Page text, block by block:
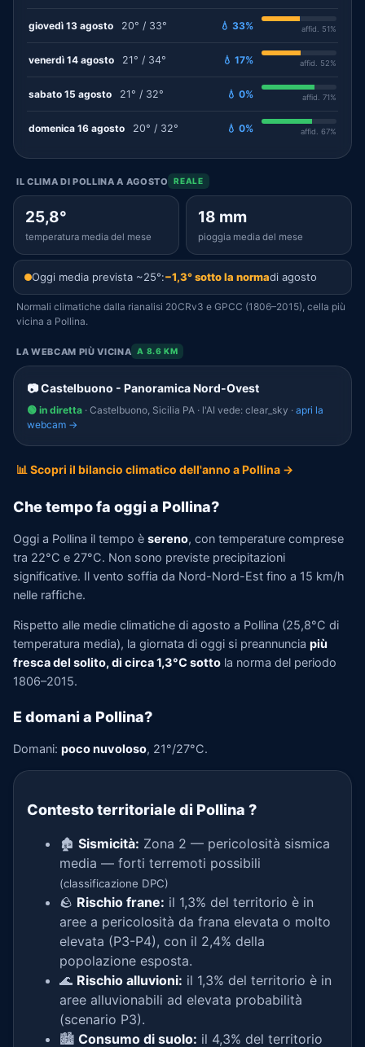
giovedì 13 agosto 20° / 33° 💧 33% affid. 51%
venerdì 14 agosto 21° / 34° 💧 17% affid. 52%
sabato 15 agosto 21° / 32° 💧 0% affid. 71%
domenica 16 agosto 20° / 32° 💧 0% affid. 67%
IL CLIMA DI POLLINA A AGOSTO REALE
25,8°
temperatura media del mese
18 mm
pioggia media del mese
Oggi media prevista ~25°:−1,3° sotto la normadi agosto
Normali climatiche dalla rianalisi 20CRv3 e GPCC (1806–2015), cella più
vicina a Pollina.
LA WEBCAM PIÙ VICINA A 8.6 KM
📷 Castelbuono - Panoramica Nord-Ovest
🟢 in diretta · Castelbuono, Sicilia PA · l'AI vede: clear_sky · apri la
webcam →
📊 Scopri il bilancio climatico dell'anno a Pollina →
Che tempo fa oggi a Pollina?
Oggi a Pollina il tempo è sereno, con temperature comprese
tra 22°C e 27°C. Non sono previste precipitazioni
significative. Il vento soffia da Nord-Nord-Est fino a 15 km/h
nelle raffiche.
Rispetto alle medie climatiche di agosto a Pollina (25,8°C di
temperatura media), la giornata di oggi si preannuncia più
fresca del solito, di circa 1,3°C sotto la norma del periodo
1806–2015.
E domani a Pollina?
Domani: poco nuvoloso, 21°/27°C.
Contesto territoriale di Pollina ?
🏚️ Sismicità: Zona 2 — pericolosità sismica
media — forti terremoti possibili
(classificazione DPC)
🪨 Rischio frane: il 1,3% del territorio è in
aree a pericolosità da frana elevata o molto
elevata (P3-P4), con il 2,4% della
popolazione esposta.
🌊 Rischio alluvioni: il 1,3% del territorio è in
aree alluvionabili ad elevata probabilità
(scenario P3).
🏙️ Consumo di suolo: il 4,3% del territorio